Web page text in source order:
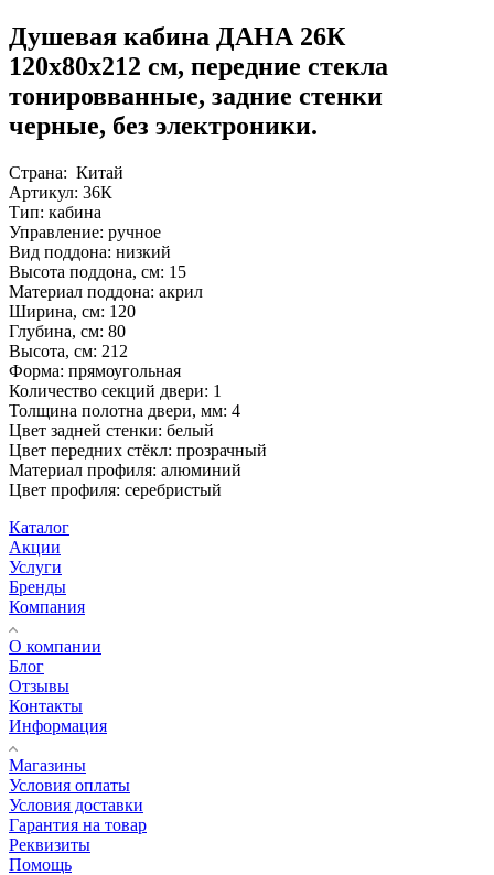
Душевая кабина ДАНА 26К
120х80х212 см, передние стекла
тонировванные, задние стенки
черные, без электроники.
Страна: Китай
Артикул: 36К
Тип: кабина
Управление: ручное
Вид поддона: низкий
Высота поддона, см: 15
Материал поддона: акрил
Ширина, см: 120
Глубина, см: 80
Высота, см: 212
Форма: прямоугольная
Количество секций двери: 1
Толщина полотна двери, мм: 4
Цвет задней стенки: белый
Цвет передних стёкл: прозрачный
Материал профиля: алюминий
Цвет профиля: серебристый
Каталог
Акции
Услуги
Бренды
Компания
О компании
Блог
Отзывы
Контакты
Информация
Магазины
Условия оплаты
Условия доставки
Гарантия на товар
Реквизиты
Помощь